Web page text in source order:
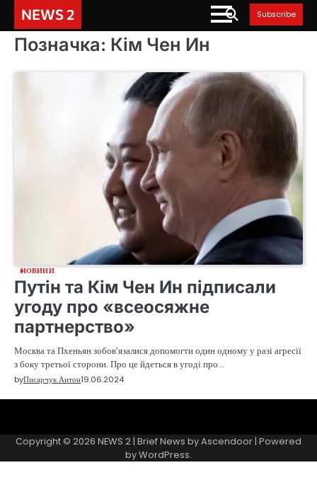
content
NEWS 2 Subscribe
Позначка: Кім Чен Ин
НОВИНИ
Путін та Кім Чен Ин підписали
угоду про «всеосяжне
партнерство»
Москва та Пхеньян зобов’язалися допомогти один одному у разі агресії
з боку третьої сторони. Про це йдеться в угоді про…
byПисарчук Антон19.06.2024
Page
Copyright © 2026 NEWS 2| Brief News byAscendoor| Powered
byWordPress.